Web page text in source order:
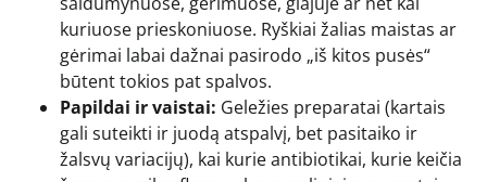
kuriuose prieskoniuose. Ryškiai žalias maistas ar
gėrimai labai dažnai pasirodo „iš kitos pusės“
būtent tokios pat spalvos.
Papildai ir vaistai: Geležies preparatai (kartais
gali suteikti ir juodą atspalvį, bet pasitaiko ir
žalsvų variacijų), kai kurie antibiotikai, kurie keičia